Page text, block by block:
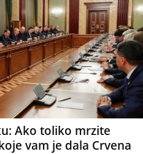
Ako toliko mrzite
vam je dala Crvena